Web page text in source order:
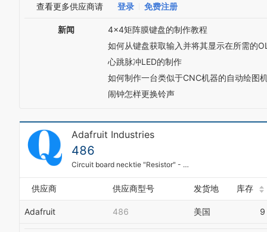
查看更多供应商请 登录 免费注册
新闻
4x4矩阵膜键盘的制作教程
如何从键盘获取输入并将其显示在所需的
心跳脉冲LED的制作
如何制作一台类似于CNC机器的自动绘图
闹钟怎样更换铃声
Adafruit Industries
486
Circuit board necktie "Resistor" - Black with silver ink, narrow
供应商 供应商型号 发货地 库存
Adafruit 486 美国 9